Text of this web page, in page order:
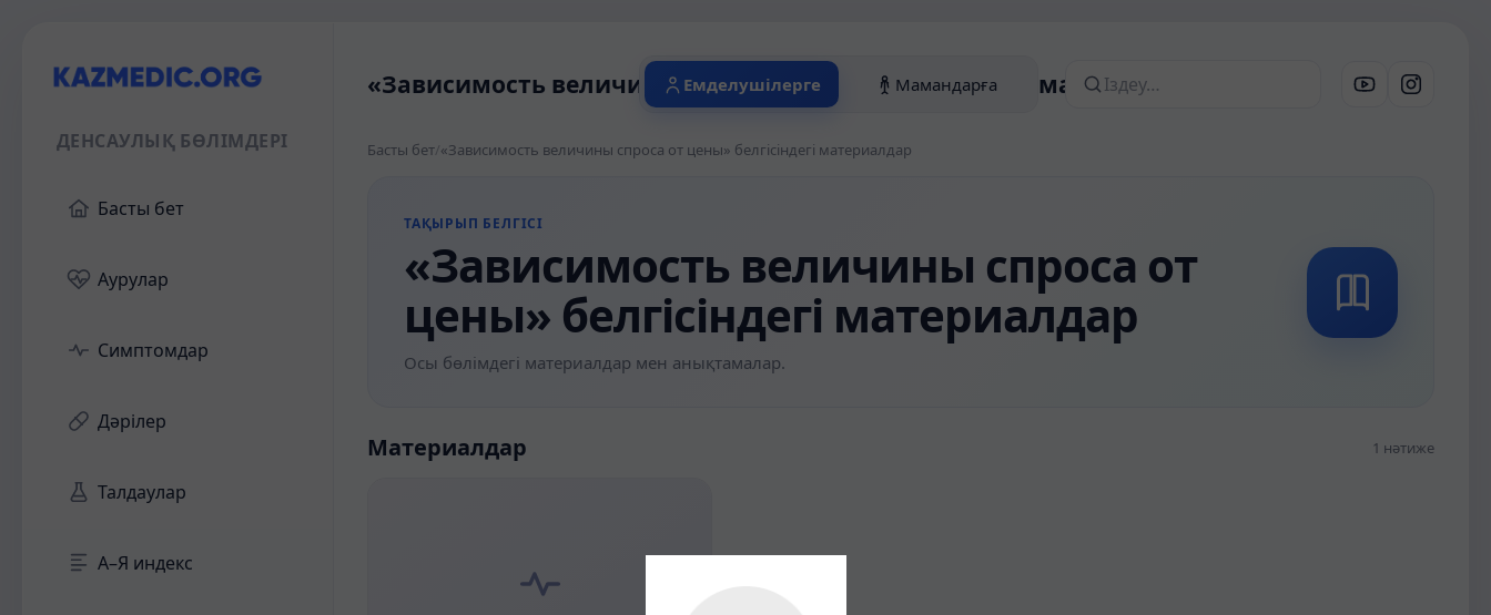
ДЕНСАУЛЫҚ БӨЛІМДЕРІ
Басты бет
Аурулар
Симптомдар
Дәрілер
Талдаулар
А–Я индекс
«Зависимость величины спроса от цены» белгісіндегі материалдар
Емделушілерге Мамандарға Сайттан іздеу
Басты бет/«Зависимость величины спроса от цены» белгісіндегі материалдар
ТАҚЫРЫП БЕЛГІСІ
«Зависимость величины спроса от
цены» белгісіндегі материалдар
Осы бөлімдегі материалдар мен анықтамалар.
Материалдар 1 нәтиже